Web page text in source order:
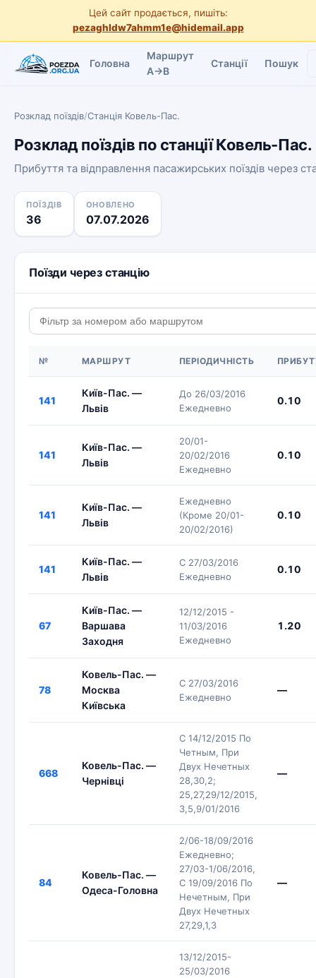
Цей сайт продається, пишіть:
pezaghldw7ahmm1e@hidemail.app
Головна
Маршрут
A→B
Станції Пошук
Розклад поїздів/Станція Ковель-Пас.
Розклад поїздів по станції Ковель-Пас.
Прибуття та відправлення пасажирських поїздів через
ПОЇЗДІВ
36
ОНОВЛЕНО
07.07.2026
Поїзди через станцію
№ МАРШРУТ ПЕРІОДИЧНІСТЬ
141
Київ-Пас. —
Львів
До 26/03/2016
Ежедневно
0.10
141
Київ-Пас. —
Львів
20/01-
20/02/2016
Ежедневно
0.10
141
Київ-Пас. —
Львів
Ежедневно
(Кроме 20/01-
20/02/2016)
0.10
141
Київ-Пас. —
Львів
С 27/03/2016
Ежедневно
0.10
67
Київ-Пас. —
Варшава
Заходня
12/12/2015 -
11/03/2016
Ежедневно
1.20
78
Ковель-Пас. —
Москва
Київська
С 27/03/2016
Ежедневно
—
668
Ковель-Пас. —
Чернівці
С 14/12/2015 По
Четным, При
Двух Нечетных
28,30,2;
25,27,29/12/2015,
3,5,9/01/2016
—
84
Ковель-Пас. —
Одеса-Головна
2/06-18/09/2016
Ежедневно;
27/03-1/06/2016,
С 19/09/2016 По
Нечетным, При
Двух Нечетных
27,29,1,3
—
13/12/2015-
25/03/2016